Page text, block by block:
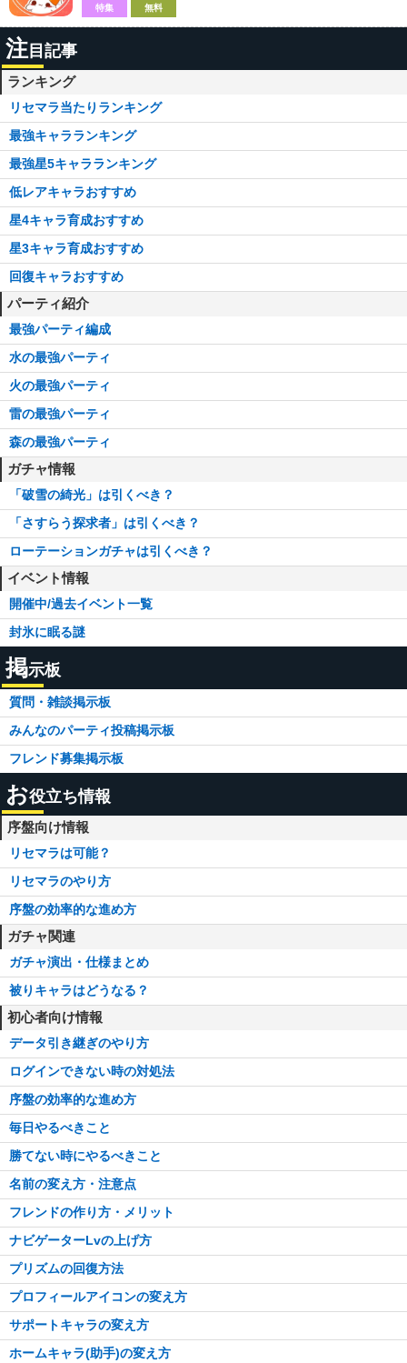
特集 無料
注 目記事
ランキング
リセマラ当たりランキング
最強キャラランキング
最強星5キャラランキング
低レアキャラおすすめ
星4キャラ育成おすすめ
星3キャラ育成おすすめ
回復キャラおすすめ
パーティ紹介
最強パーティ編成
水の最強パーティ
火の最強パーティ
雷の最強パーティ
森の最強パーティ
ガチャ情報
「破雪の綺光」は引くべき？
「さすらう探求者」は引くべき？
ローテーションガチャは引くべき？
イベント情報
開催中/過去イベント一覧
封氷に眠る謎
掲示板
質問・雑談掲示板
みんなのパーティ投稿掲示板
フレンド募集掲示板
お役立ち情報
序盤向け情報
リセマラは可能？
リセマラのやり方
序盤の効率的な進め方
ガチャ関連
ガチャ演出・仕様まとめ
被りキャラはどうなる？
初心者向け情報
データ引き継ぎのやり方
ログインできない時の対処法
序盤の効率的な進め方
毎日やるべきこと
勝てない時にやるべきこと
名前の変え方・注意点
フレンドの作り方・メリット
ナビゲーターLvの上げ方
プリズムの回復方法
プロフィールアイコンの変え方
サポートキャラの変え方
ホームキャラ(助手)の変え方